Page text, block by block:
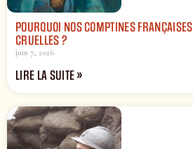
POURQUOI NOS COMPTINES
CRUELLES ?
juin 7, 2026
LIRE LA SUITE »